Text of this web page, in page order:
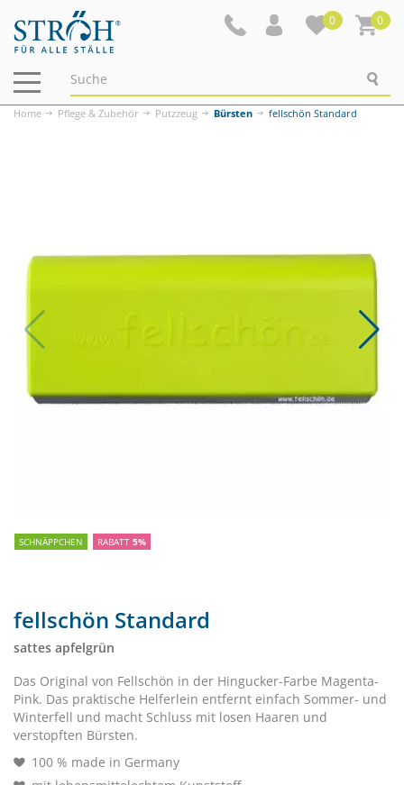
0 0
Navigation
ein-/ausblenden
Home Pflege & Zubehör Putzzeug Bürsten fellschön Standard
SCHNÄPPCHEN RABATT 5%
fellschön Standard
sattes apfelgrün
Das Original von Fellschön in der Hingucker-Farbe Magenta-
Pink. Das praktische Helferlein entfernt einfach Sommer- und
Winterfell und macht Schluss mit losen Haaren und
verstopften Bürsten.
100 % made in Germany